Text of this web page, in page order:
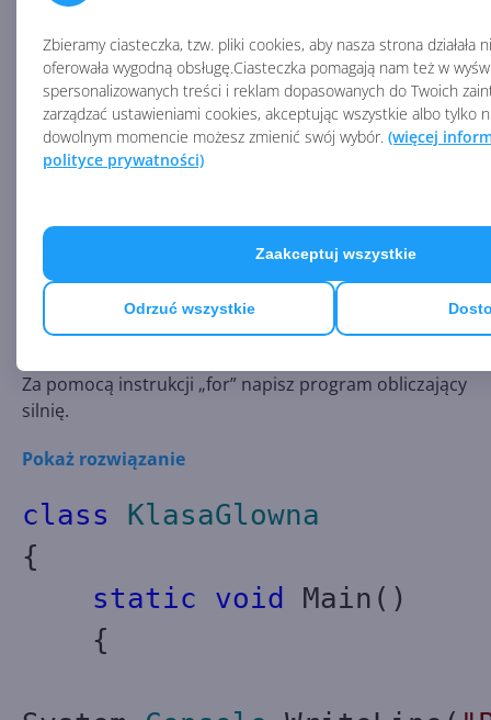
Zbieramy ciasteczka, tzw. pliki cookies, aby nasza strona działała
oferowała wygodną obsługę.Ciasteczka pomagają nam też w
spersonalizowanych treści i reklam dopasowanych do Twoich
zarządzać ustawieniami cookies, akceptując wszystkie albo tylko
dowolnym momencie możesz zmienić swój wybór. (więcej
polityce prywatności)
Odrzuć wszystkie
Zaakceptuj wszystkie
części programu musimy konwertować te zmienne z
typu tekstowego na całkowitoliczbowy za pomocą
metody „Parse()”. A oto wynik działania naszego
programu:
Ćwiczenie
Za pomocą instrukcji „for” napisz program obliczający
silnię.
Pokaż rozwiązanie
class
KlasaGlowna
{
static
void
Main()
{